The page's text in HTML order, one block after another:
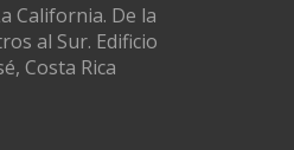
California. De la
al Sur. Edificio
Costa Rica